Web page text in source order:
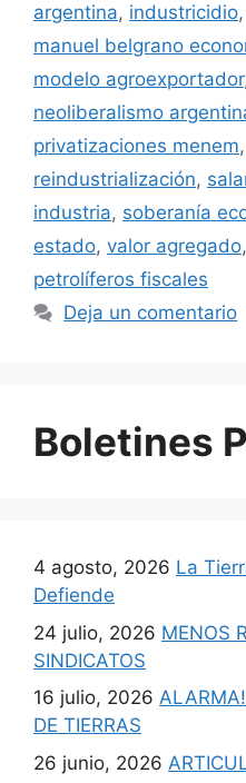
argentina, industricidio,
manuel belgrano
modelo agroexportador
neoliberalismo
privatizaciones menem,
reindustrialización,
industria, soberanía
estado, valor agregado,
petrolíferos fiscales
Deja un comentario
Boletines
4 agosto, 2026 La
Defiende
24 julio, 2026 MENOS
SINDICATOS
16 julio, 2026
DE TIERRAS
26 junio, 2026